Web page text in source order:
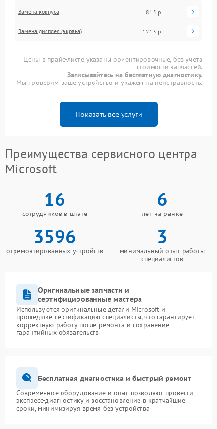
Замена корпуса 815 р
Замена дисплея (экрана) 1215 р
Цены в прайс-листе указаны ориентировочные, без учета
стоимости запчастей.
Записывайтесь на бесплатную диагностику.
Мы проверим ваше устройство и укажем на неисправность.
Показать все услуги
Преимущества сервисного центра
Microsoft
16
сотрудников в штате
6
лет на рынке
3596
отремонтированных устройств
3
минимальный опыт работы
специалистов
Оригинальные запчасти и
сертифицированные мастера
Используются оригинальные детали Microsoft и
прошедшие сертификацию специалисты, что гарантирует
корректную работу после ремонта и сохранение
гарантийных обязательств
Бесплатная диагностика и быстрый ремонт
Современное оборудование и опыт позволяют провести
экспресс-диагностику и восстановление в кратчайшие
сроки, минимизируя время без устройства